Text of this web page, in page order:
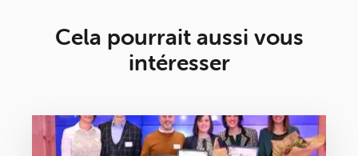
Cela pourrait aussi vous
intéresser